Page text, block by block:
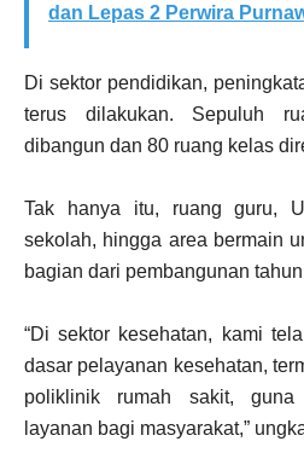
dan Lepas 2 Perwira
Di sektor pendidikan,
terus dilakukan. Sepuluh
dibangun dan 80 ruang kelas
Tak hanya itu, ruang guru,
sekolah, hingga area bermain
bagian dari pembangunan
“Di sektor kesehatan, kami
dasar pelayanan kesehatan,
poliklinik rumah sakit, guna
layanan bagi masyarakat,”